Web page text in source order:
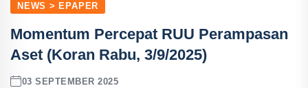
NEWS > EPAPER
Momentum Percepat RUU Perampasan
Aset (Koran Rabu, 3/9/2025)
03 SEPTEMBER 2025